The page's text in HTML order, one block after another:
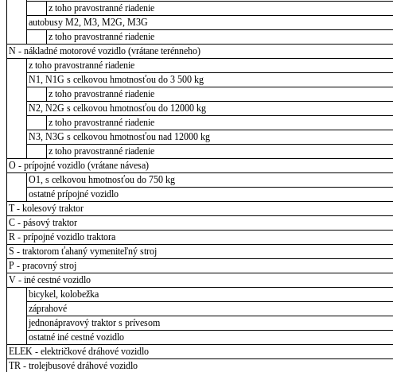
z toho pravostranné riadenie
autobusy M2, M3, M2G, M3G
z toho pravostranné riadenie
N - nákladné motorové vozidlo (vrátane terénneho)
z toho pravostranné riadenie
N1, N1G s celkovou hmotnosťou do 3 500 kg
z toho pravostranné riadenie
N2, N2G s celkovou hmotnosťou do 12000 kg
z toho pravostranné riadenie
N3, N3G s celkovou hmotnosťou nad 12000 kg
z toho pravostranné riadenie
O - prípojné vozidlo (vrátane návesa)
O1, s celkovou hmotnosťou do 750 kg
ostatné prípojné vozidlo
T - kolesový traktor
C - pásový traktor
R - prípojné vozidlo traktora
S - traktorom ťahaný vymeniteľný stroj
P - pracovný stroj
V - iné cestné vozidlo
bicykel, kolobežka
záprahové
jednonápravový traktor s prívesom
ostatné iné cestné vozidlo
ELEK - električkové dráhové vozidlo
TR - trolejbusové dráhové vozidlo